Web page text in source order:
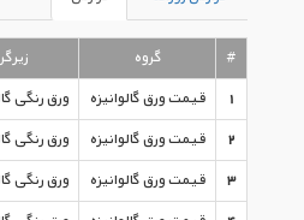
# گروه
1
قیمت ورق گالوانیزه ورق رنگی
2
قیمت ورق گالوانیزه ورق رنگی
3
قیمت ورق گالوانیزه ورق رنگی